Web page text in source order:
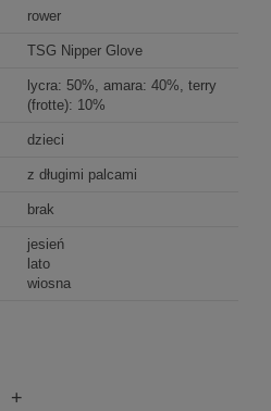
rower
TSG Nipper Glove
lycra: 50%, amara: 40%, terry
(frotte): 10%
dzieci
z długimi palcami
brak
jesień
lato
wiosna
+